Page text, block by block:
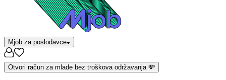
Mjob za poslodavce
Otvori račun za mlade bez troškova održavanja 💸